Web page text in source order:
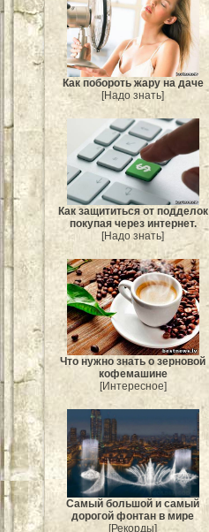
Как побороть жару на даче
[Надо знать]
Как защититься от подделок
покупая через интернет.
[Надо знать]
Что нужно знать о зерновой
кофемашине
[Интересное]
Самый большой и самый
дорогой фонтан в мире
[Рекорды]